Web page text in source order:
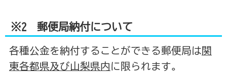
※2 郵便局納付について
各種公金を納付することができる郵便局は関
東各都県及び山梨県内 に限られます。